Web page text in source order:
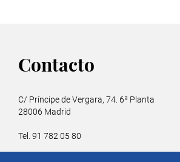
Contacto
C/ Príncipe de Vergara, 74. 6ª Planta
28006 Madrid
Tel. 91 782 05 80